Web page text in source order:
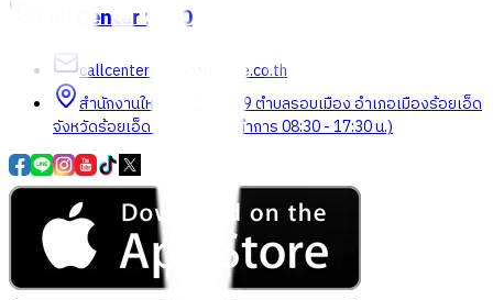
Call Center1160
callcenter@globalhouse.co.th
สำนักงานใหญ่: 232 หมู่ที่ 19 ตำบลรอบเมือง อำเภอเมืองร้อยเอ็ด
จังหวัดร้อยเอ็ด 45000 (เวลาทำการ 08:30 - 17:30 น.)